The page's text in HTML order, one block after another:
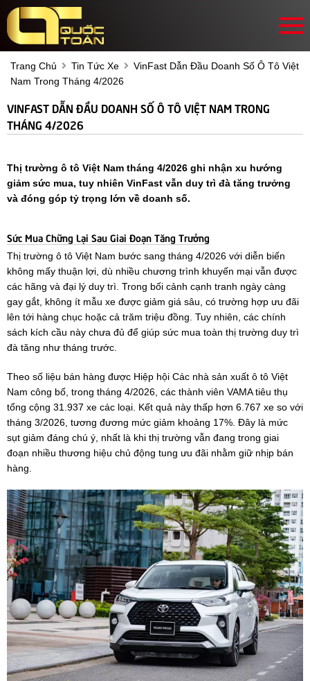
Trang Chủ Tin Tức Xe
VinFast Dẫn Đầu Doanh Số Ô Tô Việt
Nam Trong Tháng 4/2026
VINFAST DẪN ĐẦU DOANH SỐ Ô TÔ VIỆT NAM TRONG
THÁNG 4/2026
Thị trường ô tô Việt Nam tháng 4/2026 ghi nhận xu hướng
giảm sức mua, tuy nhiên VinFast vẫn duy trì đà tăng trưởng
và đóng góp tỷ trọng lớn về doanh số.
Sức Mua Chững Lại Sau Giai Đoạn Tăng Trưởng
Thị trường ô tô Việt Nam bước sang tháng 4/2026 với diễn biến
không mấy thuận lợi, dù nhiều chương trình khuyến mại vẫn được
các hãng và đại lý duy trì. Trong bối cảnh cạnh tranh ngày càng
gay gắt, không ít mẫu xe được giảm giá sâu, có trường hợp ưu đãi
lên tới hàng chục hoặc cả trăm triệu đồng. Tuy nhiên, các chính
sách kích cầu này chưa đủ để giúp sức mua toàn thị trường duy trì
đà tăng như tháng trước.
Theo số liệu bán hàng được Hiệp hội Các nhà sản xuất ô tô Việt
Nam công bố, trong tháng 4/2026, các thành viên VAMA tiêu thụ
tổng cộng 31.937 xe các loại. Kết quả này thấp hơn 6.767 xe so với
tháng 3/2026, tương đương mức giảm khoảng 17%. Đây là mức
sụt giảm đáng chú ý, nhất là khi thị trường vẫn đang trong giai
đoạn nhiều thương hiệu chủ động tung ưu đãi nhằm giữ nhịp bán
hàng.